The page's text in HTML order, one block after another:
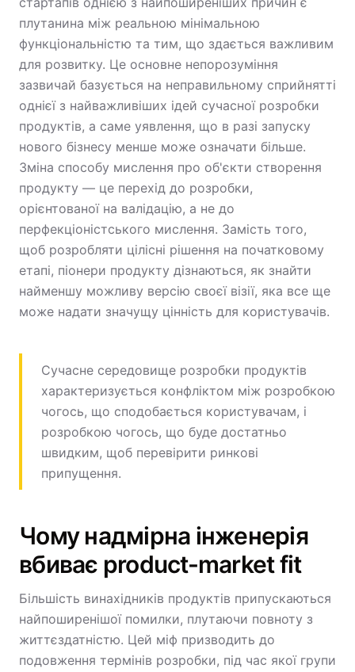
плутанина між реальною мінімальною
функціональністю та тим, що здається важливим
для розвитку. Це основне непорозуміння
зазвичай базується на неправильному сприйнятті
однієї з найважливіших ідей сучасної розробки
продуктів, а саме уявлення, що в разі запуску
нового бізнесу менше може означати більше.
Зміна способу мислення про об'єкти створення
продукту — це перехід до розробки,
орієнтованої на валідацію, а не до
перфекціоністського мислення. Замість того,
щоб розробляти цілісні рішення на початковому
етапі, піонери продукту дізнаються, як знайти
найменшу можливу версію своєї візії, яка все ще
може надати значущу цінність для користувачів.
Сучасне середовище розробки продуктів
характеризується конфліктом між розробкою
чогось, що сподобається користувачам, і
розробкою чогось, що буде достатньо
швидким, щоб перевірити ринкові
припущення.
Чому надмірна інженерія
вбиває product-market fit
Більшість винахідників продуктів припускаються
найпоширенішої помилки, плутаючи повноту з
життєздатністю. Цей міф призводить до
подовження термінів розробки, під час якої групи